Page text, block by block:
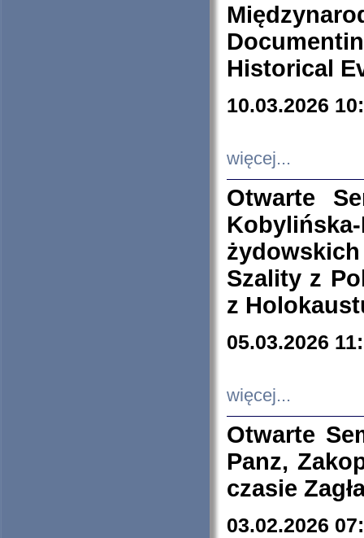
Historical
10.03.2026
więcej...
Otwarte
Szality z
z
05.03.2026
więcej...
Otwarte
Panz,
czasie
03.02.2026